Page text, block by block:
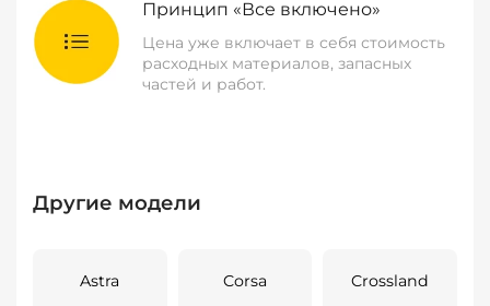
Принцип «Все включено»
Цена уже включает в себя стоимость
расходных материалов, запасных
частей и работ.
Другие модели
Astra Corsa Crossland